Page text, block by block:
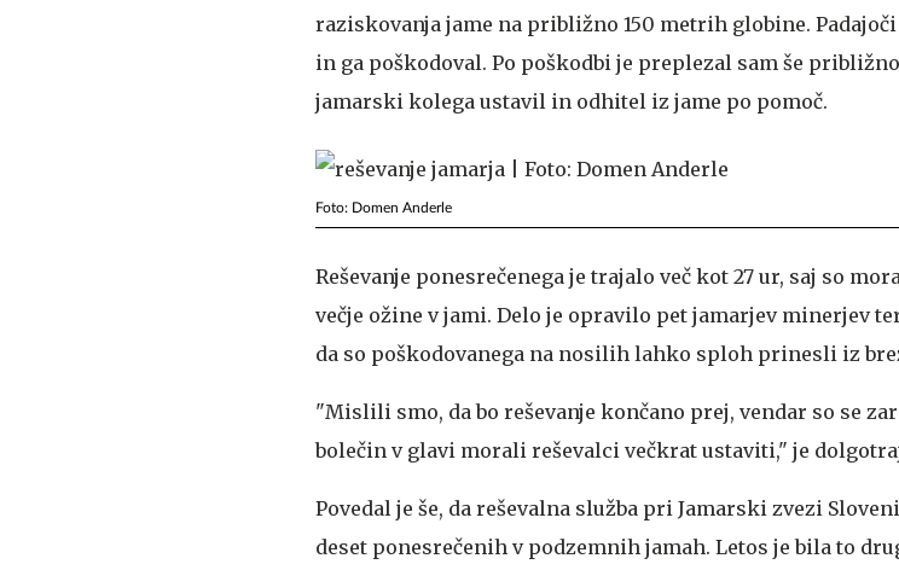
raziskovanja jame na približno 150 metrih globine.
in ga poškodoval. Po poškodbi je preplezal sam še
jamarski kolega ustavil in odhitel iz jame po pomoč.
Foto: Domen Anderle
Reševanje ponesrečenega je trajalo več kot 27 ur, saj so
večje ožine v jami. Delo je opravilo pet jamarjev minerjev
da so poškodovanega na nosilih lahko sploh prinesli iz
"Mislili smo, da bo reševanje končano prej, vendar so se
bolečin v glavi morali reševalci večkrat ustaviti," je
Povedal je še, da reševalna služba pri Jamarski zvezi
deset ponesrečenih v podzemnih jamah. Letos je bila to